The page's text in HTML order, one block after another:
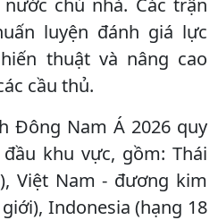
chủ nhà. Các trận
luyện đánh giá lực
thuật và nâng cao
cầu thủ.
Đông Nam Á 2026 quy
khu vực, gồm: Thái
Việt Nam - đương kim
Indonesia (hạng 18